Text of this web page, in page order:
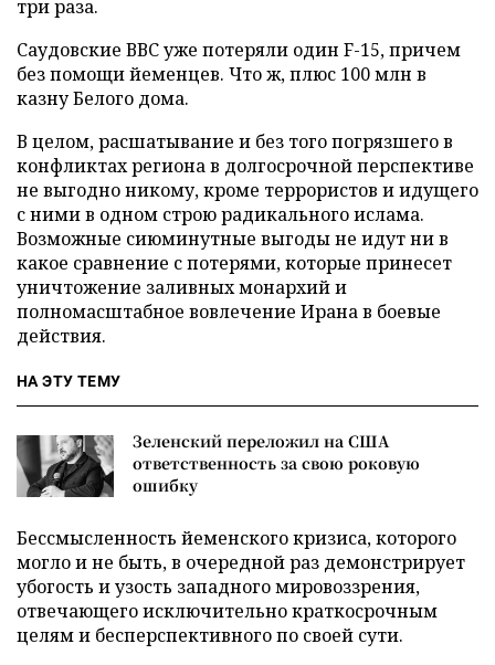
три раза.
Саудовские ВВС уже потеряли один F-15, причем
без помощи йеменцев. Что ж, плюс 100 млн в
казну Белого дома.
В целом, расшатывание и без того погрязшего в
конфликтах региона в долгосрочной перспективе
не выгодно никому, кроме террористов и идущего
с ними в одном строю радикального ислама.
Возможные сиюминутные выгоды не идут ни в
какое сравнение с потерями, которые принесет
уничтожение заливных монархий и
полномасштабное вовлечение Ирана в боевые
действия.
НА ЭТУ ТЕМУ
Зеленский переложил на США
ответственность за свою роковую
ошибку
Бессмысленность йеменского кризиса, которого
могло и не быть, в очередной раз демонстрирует
убогость и узость западного мировоззрения,
отвечающего исключительно краткосрочным
целям и бесперспективного по своей сути.